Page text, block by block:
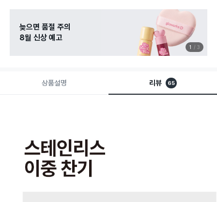
늦으면 품절 주의
8월 신상 예고
1 3
상품설명 리뷰 65